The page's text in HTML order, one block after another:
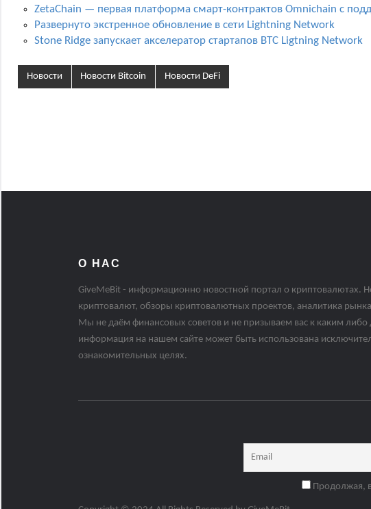
ZetaChain — первая платформа смарт-контрактов Omnichain с
Развернуто экстренное обновление в сети Lightning Network
Stone Ridge запускает акселератор стартапов BTC Ligtning Network
Новости Новости Bitcoin Новости DeFi
О НАС
GiveMeBit - информационно новостной портал о криптовалютах.
криптовалют, обзоры криптовалютных проектов, аналитика
Мы не даём финансовых советов и не призываем вас к каким либо
информация на нашем сайте может быть использована
ознакомительных целях.
Продолжая,